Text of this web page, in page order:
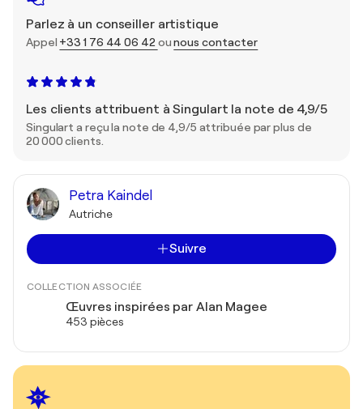
Parlez à un conseiller artistique
Appel +33 1 76 44 06 42 ounous contacter
Les clients attribuent à Singulart la note de 4,9/5
Singulart a reçu la note de 4,9/5 attribuée par plus de
20 000 clients.
Petra Kaindel
Autriche
Suivre
COLLECTION ASSOCIÉE
Œuvres inspirées par Alan Magee
453 pièces